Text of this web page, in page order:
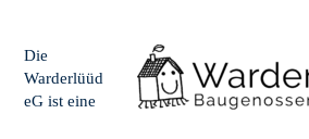
Die
Warderlüüd
eG ist eine